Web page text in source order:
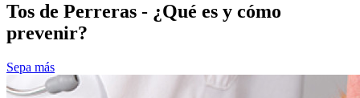
Tos de Perreras - ¿Qué es y cómo
prevenir?
Sepa más